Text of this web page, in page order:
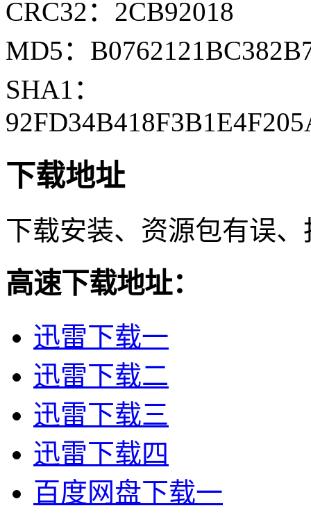
CRC32：2CB92018
MD5：
SHA1：
下载地址
下载安装、资源包有误
高速下载地址：
迅雷下载一
迅雷下载二
迅雷下载三
迅雷下载四
百度网盘下载一